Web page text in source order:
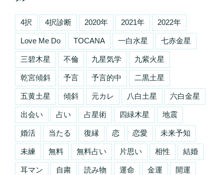
4択 4択診断 2020年 2021年 2022年
Love Me Do TOCANA 一白水星 七赤金星
三碧木星 不倫 九星気学 九紫火星
乾宮傾斜 予言 予言的中 二黒土星
五黄土星 傾斜 元カレ 八白土星 六白金星
出会い 占い 占星術 四緑木星 地震
婚活 当たる 復縁 恋 恋愛 未来予知
未練 無料 無料占い 片思い 相性 結婚
耳マン 自粛 読み物 運命 金運 開運